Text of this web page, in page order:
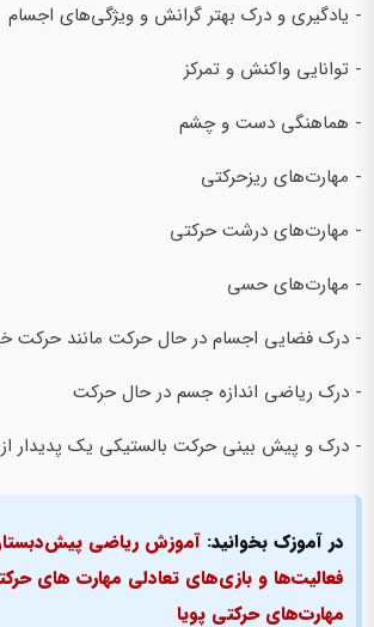
- یادگیری و درک بهتر گرانش و ویژگی‌های اجسام
- توانایی واکنش و تمرکز
- هماهنگی دست و چشم
- مهارت‌های ریزحرکتی
- مهارت‌های درشت حرکتی
- مهارت‌های حسی
- درک فضایی اجسام در حال حرکت مانند حرکت
- درک ریاضی اندازه جسم در حال حرکت
- درک و پیش بینی حرکت بالستیکی یک پدیدار از
در آموزک بخوانید: آموزش ریاضی
فعالیت‌ها و بازی‌های تعادلی مهارت های
مهارت‌های حرکتی پویا